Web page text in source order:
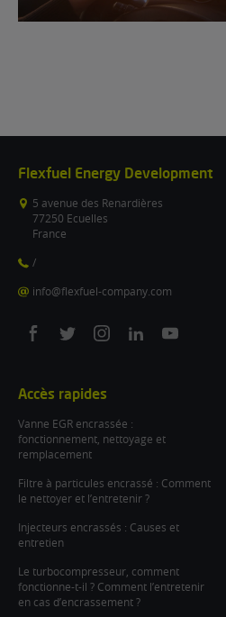
Flexfuel Energy Development
5 avenue des Renardières
77250 Ecuelles
France
/
info@flexfuel-company.com
On
On
On
On
On
Accès rapides
Vanne EGR encrassée :
fonctionnement, nettoyage et
remplacement
Filtre à particules encrassé : Comment
le nettoyer et l’entretenir ?
Injecteurs encrassés : Causes et
entretien
Le turbocompresseur, comment
fonctionne-t-il ? Comment l’entretenir
en cas d’encrassement ?